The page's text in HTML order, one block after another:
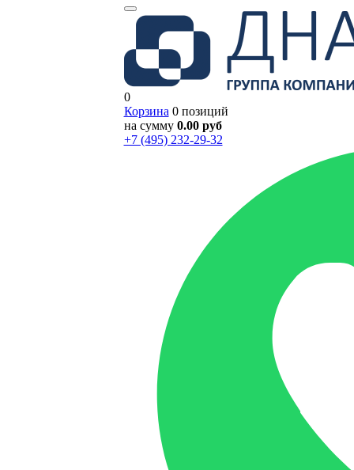
0
Корзина 0 позиций
на сумму 0.00 руб
+7 (495) 232-29-32